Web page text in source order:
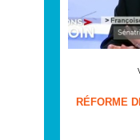
RÉFORME